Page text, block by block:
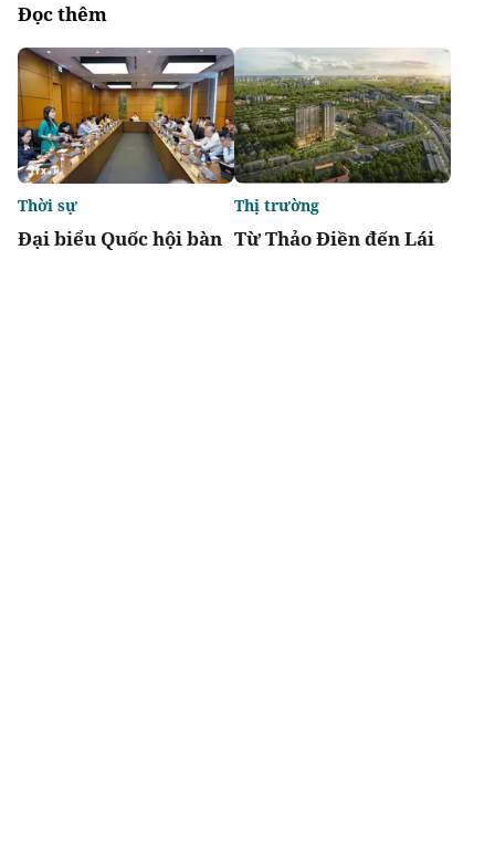
Đọc thêm
Đại biểu Quốc hội bàn
Thời sự
Từ Thảo Điền đến Lái
Thị trường